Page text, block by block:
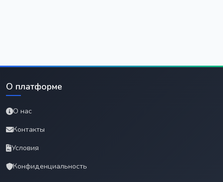
О платформе
О нас
Контакты
Условия
Конфиденциальность